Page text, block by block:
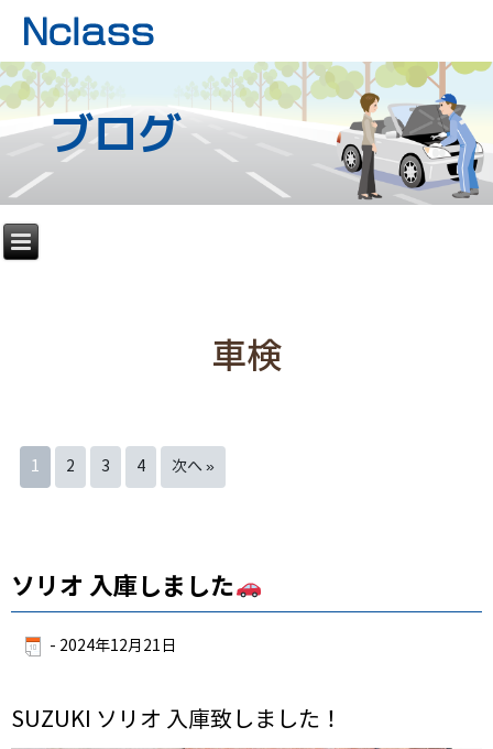
ブログ
車検
1 2 3 4 次へ »
ソリオ 入庫しました
- 2024年12月21日
SUZUKI ソリオ 入庫致しました！